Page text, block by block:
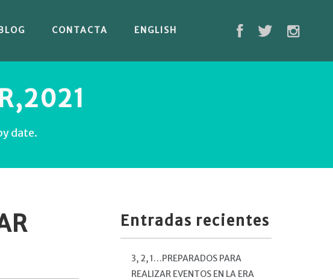
CONTACTA ENGLISH
date.
Entradas recientes
3, 2, 1…PREPARADOS PARA
REALIZAR EVENTOS EN LA ERA